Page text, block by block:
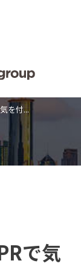
US
ジャパン
め
プラップジャ
パンの書籍
を付...
で気